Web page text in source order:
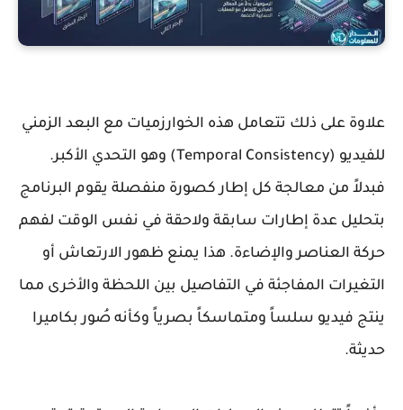
علاوة على ذلك تتعامل هذه الخوارزميات مع البعد الزمني
للفيديو (Temporal Consistency) وهو التحدي الأكبر.
فبدلاً من معالجة كل إطار كصورة منفصلة يقوم البرنامج
بتحليل عدة إطارات سابقة ولاحقة في نفس الوقت لفهم
حركة العناصر والإضاءة. هذا يمنع ظهور الارتعاش أو
التغيرات المفاجئة في التفاصيل بين اللحظة والأخرى مما
ينتج فيديو سلساً ومتماسكاً بصرياً وكأنه صُور بكاميرا
حديثة.